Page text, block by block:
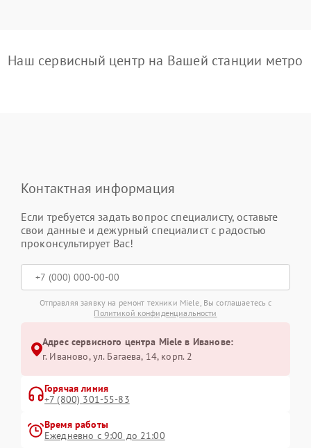
Наш сервисный центр на Вашей станции метро
Контактная информация
Если требуется задать вопрос специалисту, оставьте
свои данные и дежурный специалист с радостью
проконсультирует Вас!
Отправляя заявку на ремонт техники Miele, Вы соглашаетесь с
Политикой конфиденциальности
Адрес сервисного центра Miele в Иванове:
г. Иваново, ул. Багаева, 14, корп. 2
Горячая линия
+7 (800) 301-55-83
Время работы
Ежедневно с 9:00 до 21:00